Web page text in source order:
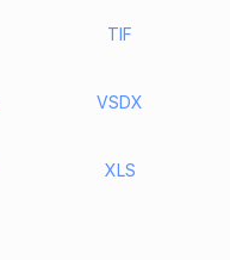
TIF
VSDX
XLS